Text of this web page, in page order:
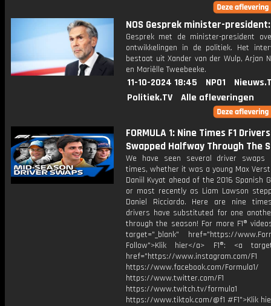
NOS Gesprek minister-
Gesprek met de minister-president
ontwikkelingen in de politiek. Het
bestaat uit Xander van der Wulp, Arjan
en Mariëlle Tweebeeke.
11-10-2024 18:45 NPO1
Politiek.TV
Alle afleveringen
FORMULA 1: Nine Times F1
Swapped Halfway Through The
We have seen several driver swaps
times, whether it was a young Max
Daniil Kvyat ahead of the 2016 Spanish
or most recently as Liam Lawson
Daniel Ricciardo. Here are nine
drivers have substituted for one
through the season! For more F1®
target="_blank" href="https://
Follow">Klik hier</a> F1®: <a
href="https://www.instagram.com/F1
https://www.facebook.com/Formula1/
https://www.twitter.com/F1
https://www.twitch.tv/formula1
https://www.tiktok.com/@f1 #F1">Klik